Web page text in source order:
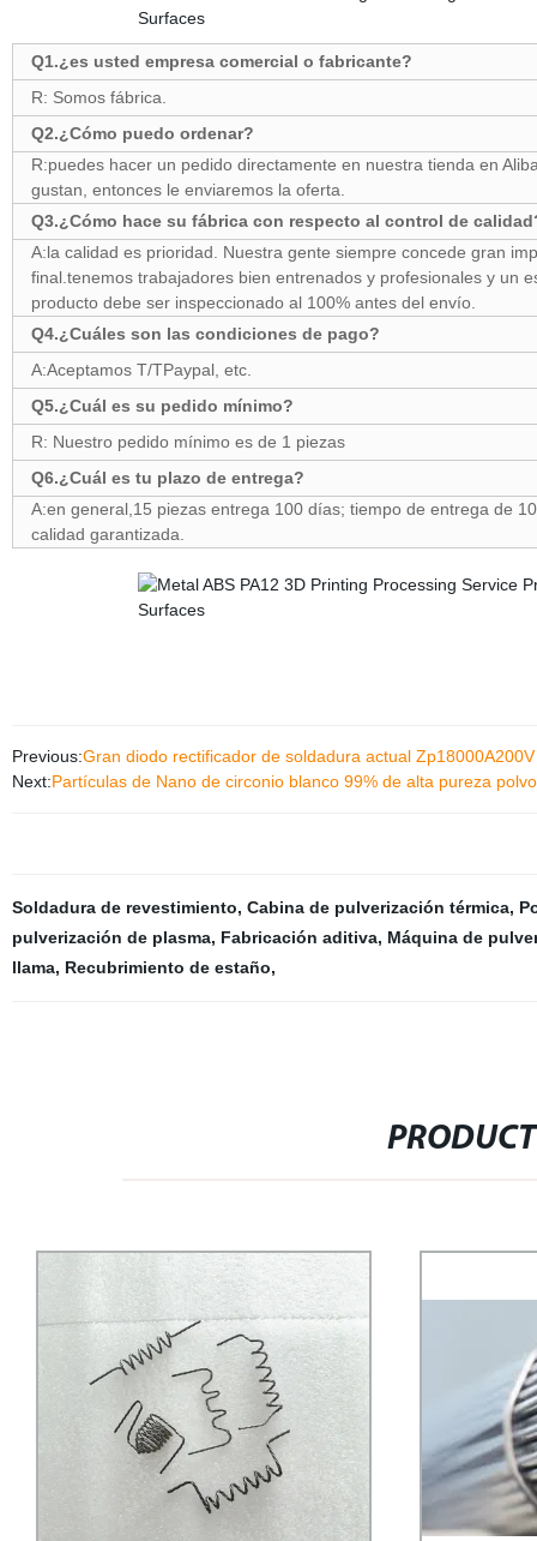
Q1.¿es usted empresa comercial o fabricante?
R: Somos fábrica.
Q2.¿Cómo puedo ordenar?
R:puedes hacer un pedido directamente en nuestra tienda en
gustan, entonces le enviaremos la oferta.
Q3.¿Cómo hace su fábrica con respecto al control de
A:la calidad es prioridad. Nuestra gente siempre concede gran
final.tenemos trabajadores bien entrenados y profesionales y un
producto debe ser inspeccionado al 100% antes del envío.
Q4.¿Cuáles son las condiciones de pago?
A:Aceptamos T/TPaypal, etc.
Q5.¿Cuál es su pedido mínimo?
R: Nuestro pedido mínimo es de 1 piezas
Q6.¿Cuál es tu plazo de entrega?
A:en general,15 piezas entrega 100 días; tiempo de entrega de
calidad garantizada.
Previous:Gran diodo rectificador de soldadura actual Zp18000A200V
Next:Partículas de Nano de circonio blanco 99% de alta pureza
Soldadura de revestimiento, Cabina de pulverización térmica,
pulverización de plasma, Fabricación aditiva, Máquina de
llama, Recubrimiento de estaño,